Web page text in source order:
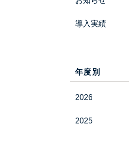
導入実績
年度別
2026
2025